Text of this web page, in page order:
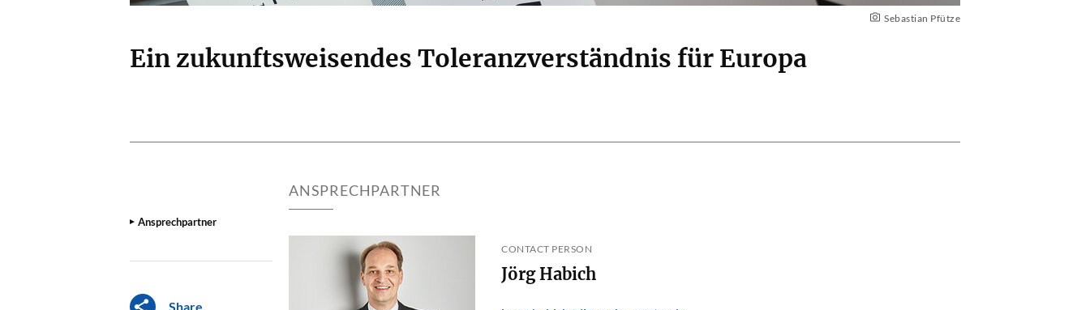
Sebastian Pfütze
Ein zukunftsweisendes Toleranzverständnis für Europa
Ansprechpartner
Share
ANSPRECHPARTNER
CONTACT PERSON
Jörg Habich